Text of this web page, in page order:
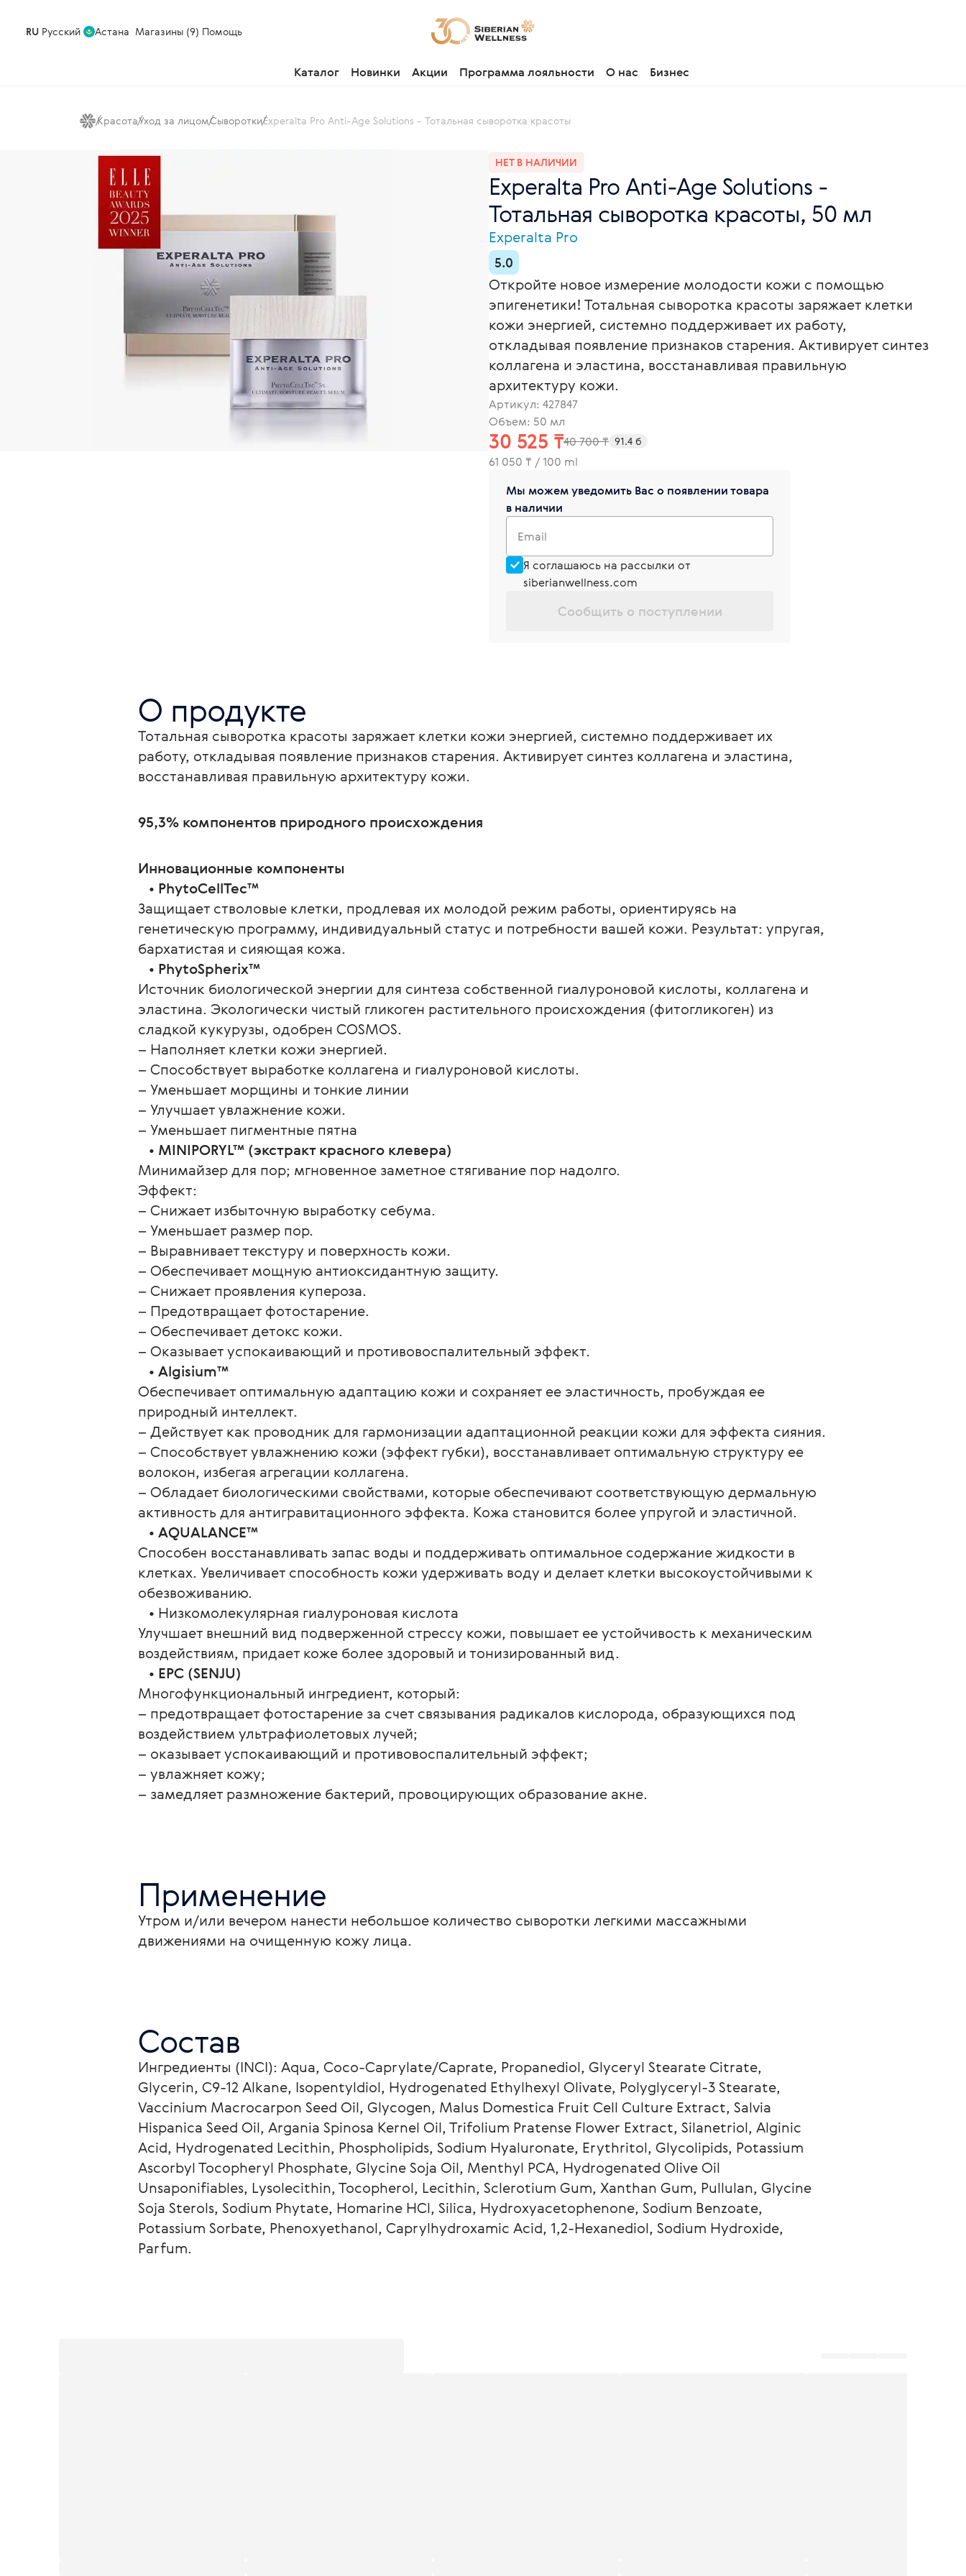
RU Русский Астана Магазины (9) Помощь
Каталог Новинки Акции Программа лояльности О нас Бизнес
КрасотаУход за лицомСывороткиExperalta Pro Anti-Age Solutions - Тотальная сыворотка красоты
НЕТ В НАЛИЧИИ
Experalta Pro Anti-Age Solutions -
Тотальная сыворотка красоты, 50 мл
Experalta Pro
5.0
Откройте новое измерение молодости кожи с помощью
эпигенетики! Тотальная сыворотка красоты заряжает клетки
кожи энергией, системно поддерживает их работу,
откладывая появление признаков старения. Активирует синтез
коллагена и эластина, восстанавливая правильную
архитектуру кожи.
Артикул: 427847
Объем: 50 мл
30 525 ₸40 700 ₸ 91.4 б
61 050 ₸ / 100 ml
Мы можем уведомить Вас о появлении товара
в наличии
Email
Я соглашаюсь на рассылки от
siberianwellness.com
Сообщить о поступлении
О продукте
Тотальная сыворотка красоты заряжает клетки кожи энергией, системно поддерживает их
работу, откладывая появление признаков старения. Активирует синтез коллагена и эластина,
восстанавливая правильную архитектуру кожи.
95,3% компонентов природного происхождения
Инновационные компоненты
• PhytoCellTec™
Защищает стволовые клетки, продлевая их молодой режим работы, ориентируясь на
генетическую программу, индивидуальный статус и потребности вашей кожи. Результат: упругая,
бархатистая и сияющая кожа.
• PhytoSpherix™
Источник биологической энергии для синтеза собственной гиалуроновой кислоты, коллагена и
эластина. Экологически чистый гликоген растительного происхождения (фитогликоген) из
сладкой кукурузы, одобрен COSMOS.
– Наполняет клетки кожи энергией.
– Способствует выработке коллагена и гиалуроновой кислоты.
– Уменьшает морщины и тонкие линии
– Улучшает увлажнение кожи.
– Уменьшает пигментные пятна
• MINIPORYL™ (экстракт красного клевера)
Минимайзер для пор; мгновенное заметное стягивание пор надолго.
Эффект:
– Снижает избыточную выработку себума.
– Уменьшает размер пор.
– Выравнивает текстуру и поверхность кожи.
– Обеспечивает мощную антиоксидантную защиту.
– Снижает проявления купероза.
– Предотвращает фотостарение.
– Обеспечивает детокс кожи.
– Оказывает успокаивающий и противовоспалительный эффект.
• Algisium™
Обеспечивает оптимальную адаптацию кожи и сохраняет ее эластичность, пробуждая ее
природный интеллект.
– Действует как проводник для гармонизации адаптационной реакции кожи для эффекта сияния.
– Способствует увлажнению кожи (эффект губки), восстанавливает оптимальную структуру ее
волокон, избегая агрегации коллагена.
– Обладает биологическими свойствами, которые обеспечивают соответствующую дермальную
активность для антигравитационного эффекта. Кожа становится более упругой и эластичной.
• AQUALANCE™
Способен восстанавливать запас воды и поддерживать оптимальное содержание жидкости в
клетках. Увеличивает способность кожи удерживать воду и делает клетки высокоустойчивыми к
обезвоживанию.
• Низкомолекулярная гиалуроновая кислота
Улучшает внешний вид подверженной стрессу кожи, повышает ее устойчивость к механическим
воздействиям, придает коже более здоровый и тонизированный вид.
• EPC (SENJU)
Многофункциональный ингредиент, который:
– предотвращает фотостарение за счет связывания радикалов кислорода, образующихся под
воздействием ультрафиолетовых лучей;
– оказывает успокаивающий и противовоспалительный эффект;
– увлажняет кожу;
– замедляет размножение бактерий, провоцирующих образование акне.
Применение
Утром и/или вечером нанести небольшое количество сыворотки легкими массажными
движениями на очищенную кожу лица.
Состав
Ингредиенты (INCI): Aqua, Сoco-Caprylate/Caprate, Propanediol, Glyceryl Stearate Citrate,
Glycerin, C9-12 Alkane, Isopentyldiol, Hydrogenated Ethylhexyl Olivate, Polyglyceryl-3 Stearate,
Vaccinium Macrocarpon Seed Oil, Glycogen, Malus Domestica Fruit Cell Culture Extract, Salvia
Hispanica Seed Oil, Argania Spinosa Kernel Oil, Trifolium Pratense Flower Extract, Silanetriol, Alginic
Acid, Hydrogenated Lecithin, Phospholipids, Sodium Hyaluronate, Erythritol, Glycolipids, Potassium
Ascorbyl Tocopheryl Phosphate, Glycine Soja Oil, Menthyl PCA, Hydrogenated Olive Oil
Unsaponifiables, Lysolecithin, Tocopherol, Lecithin, Sclerotium Gum, Xanthan Gum, Pullulan, Glycine
Soja Sterols, Sodium Phytate, Homarine HCl, Silica, Hydroxyacetophenone, Sodium Benzoate,
Potassium Sorbate, Phenoxyethanol, Caprylhydroxamic Acid, 1,2-Hexanediol, Sodium Hydroxide,
Parfum.